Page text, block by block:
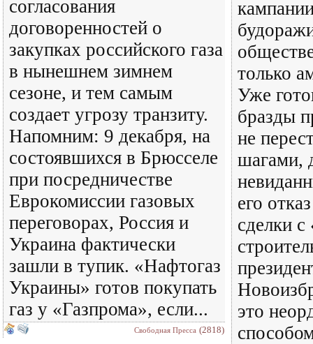
согласования
договоренностей о
закупках российского газа
в нынешнем зимнем
сезоне, и тем самым
создает угрозу транзиту.
Напомним: 9 декабря, на
состоявшихся в Брюсселе
при посредничестве
Еврокомиссии газовых
переговорах, Россия и
Украина фактически
зашли в тупик. «Нафтогаз
Украины» готов покупать
газ у «Газпрома», если...
Свободная Пресса (2818)
только
Уже
бразды
не
шагами,
его
сделки
это